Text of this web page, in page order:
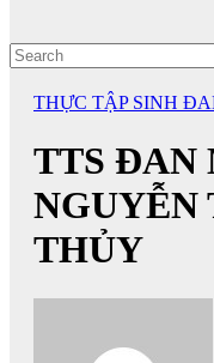
THỰC TẬP SINH
TTS ĐAN
THỦY